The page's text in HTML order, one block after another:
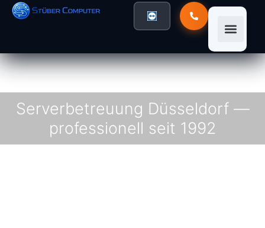
Serverbetreuung Düsseldorf —
professionell seit 1992